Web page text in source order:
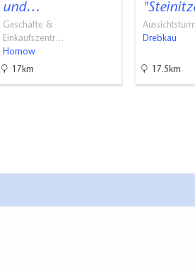
und…
Geschäfte &
Einkaufszentr…
Hornow
17km
Drebkau
17.5km